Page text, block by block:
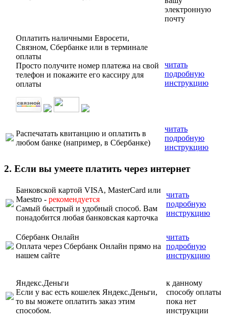
электронную
почту
Оплатить наличными Евросети,
Связном, Сбербанке или в терминале
оплаты
Просто получите номер платежа на свой
телефон и покажите его кассиру для
оплаты
читать
подробную
инструкцию
Распечатать квитанцию и оплатить в
любом банке (например, в Сбербанке)
читать
подробную
инструкцию
2. Если вы умеете платить через интернет
Банковской картой VISA, MasterCard или
Maestro - рекомендуется
Самый быстрый и удобный способ. Вам
понадобится любая банковская карточка
читать
подробную
инструкцию
Сбербанк Онлайн
Оплата через Сбербанк Онлайн прямо на
нашем сайте
читать
подробную
инструкцию
Яндекс.Деньги
Если у вас есть кошелек Яндекс.Деньги,
то вы можете оплатить заказ этим
способом.
к данному
способу оплаты
пока нет
инструкции